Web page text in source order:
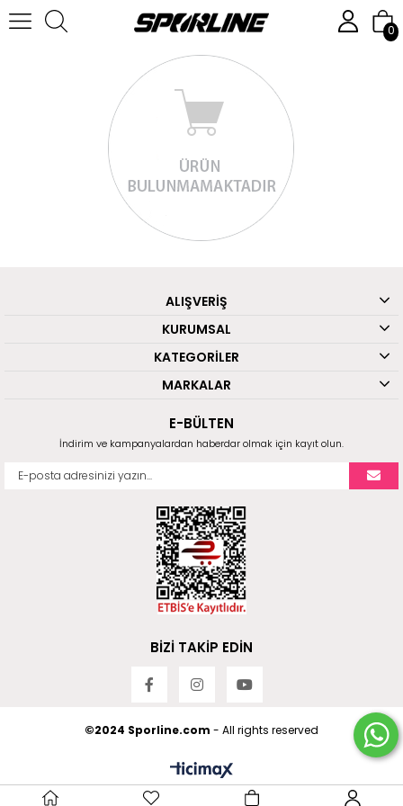
0
ALIŞVERİŞ
KURUMSAL
KATEGORİLER
MARKALAR
E-BÜLTEN
İndirim ve kampanyalardan haberdar olmak için kayıt olun.
BİZİ TAKİP EDİN
©2024 Sporline.com - All rights reserved